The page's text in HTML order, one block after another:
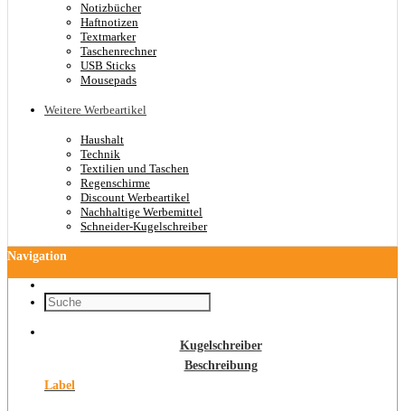
Notizbücher
Haftnotizen
Textmarker
Taschenrechner
USB Sticks
Mousepads
Weitere Werbeartikel
Haushalt
Technik
Textilien und Taschen
Regenschirme
Discount Werbeartikel
Nachhaltige Werbemittel
Schneider-Kugelschreiber
Navigation
Kugelschreiber
Beschreibung
Label